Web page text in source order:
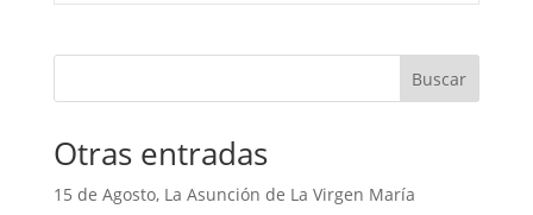
Buscar
Otras entradas
15 de Agosto, La Asunción de La Virgen María